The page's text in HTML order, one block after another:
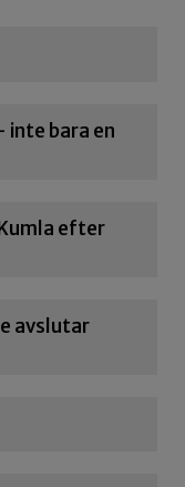
inte bara en
efter
avslutar